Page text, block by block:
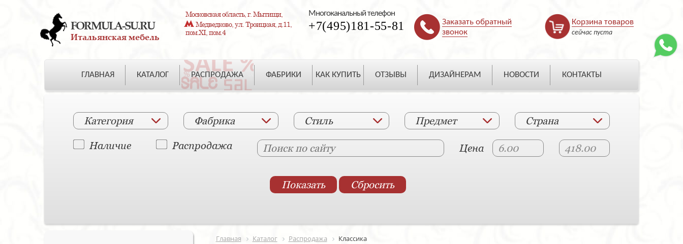
FORMULA-SU.RU
Итальянская мебель
Московская область, г. Мытищи,
Медведково, ул. Троицкая, д.11,
пом.XI, пом.4
Многоканальный телефон
+7(495)181-55-81
Заказать обратный
звонок
Корзина товаров
сейчас пуста
ГЛАВНАЯ КАТАЛОГ РАСПРОДАЖА ФАБРИКИ КАК КУПИТЬ ОТЗЫВЫ ДИЗАЙНЕРАМ НОВОСТИ КОНТАКТЫ
Категория Фабрика Стиль Предмет Страна
Наличие Распродажа Цена
Главная Каталог Распродажа Классика